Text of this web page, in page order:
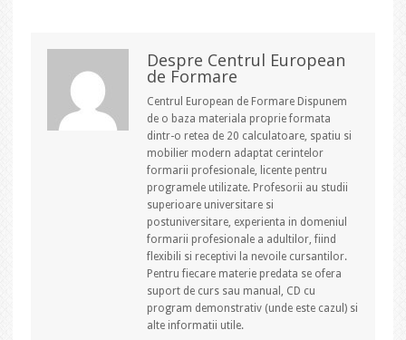
Despre Centrul European
de Formare
Centrul European de Formare Dispunem
de o baza materiala proprie formata
dintr-o retea de 20 calculatoare, spatiu si
mobilier modern adaptat cerintelor
formarii profesionale, licente pentru
programele utilizate. Profesorii au studii
superioare universitare si
postuniversitare, experienta in domeniul
formarii profesionale a adultilor, fiind
flexibili si receptivi la nevoile cursantilor.
Pentru fiecare materie predata se ofera
suport de curs sau manual, CD cu
program demonstrativ (unde este cazul) si
alte informatii utile.